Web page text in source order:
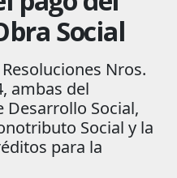
Social
Nros.
ambas del
Social,
Social y la
para la